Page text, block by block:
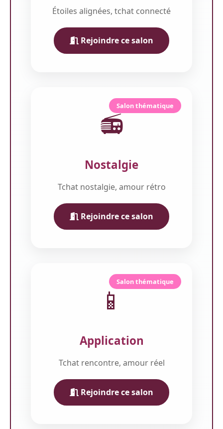
Étoiles alignées, tchat connecté
Rejoindre ce salon
Salon thématique
📻
Nostalgie
Tchat nostalgie, amour rétro
Rejoindre ce salon
Salon thématique
📱
Application
Tchat rencontre, amour réel
Rejoindre ce salon